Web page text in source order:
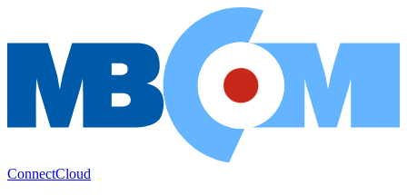
ConnectCloud